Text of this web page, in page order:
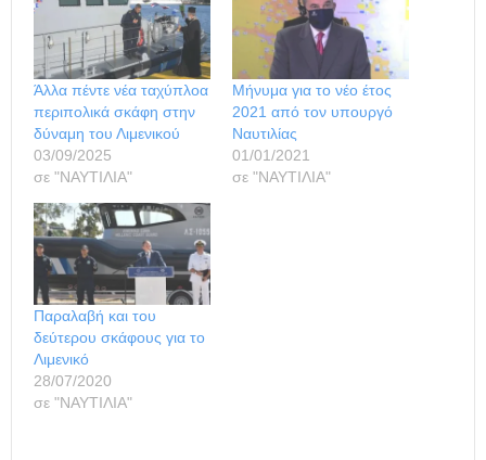
Άλλα πέντε νέα ταχύπλοα
περιπολικά σκάφη στην
δύναμη του Λιμενικού
03/09/2025
σε "ΝΑΥΤΙΛΙΑ"
Μήνυμα για το νέο έτος
2021 από τον υπουργό
Ναυτιλίας
01/01/2021
σε "ΝΑΥΤΙΛΙΑ"
Παραλαβή και του
δεύτερου σκάφους για το
Λιμενικό
28/07/2020
σε "ΝΑΥΤΙΛΙΑ"